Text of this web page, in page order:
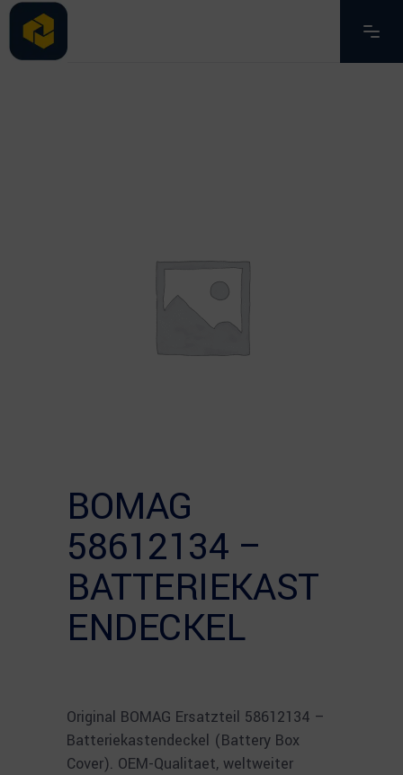
BOMAG
58612134 –
BATTERIEKAST
ENDECKEL
Original BOMAG Ersatzteil 58612134 –
Batteriekastendeckel (Battery Box
Cover). OEM-Qualitaet, weltweiter